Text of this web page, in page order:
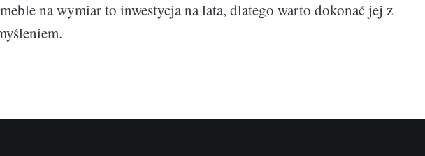
na wymiar to inwestycja na lata, dlatego warto dokonać jej z